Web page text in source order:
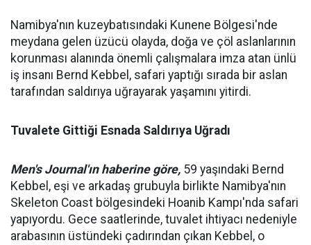
Namibya'nın kuzeybatısındaki Kunene Bölgesi'nde
meydana gelen üzücü olayda, doğa ve çöl aslanlarının
korunması alanında önemli çalışmalara imza atan ünlü
iş insanı Bernd Kebbel, safari yaptığı sırada bir aslan
tarafından saldırıya uğrayarak yaşamını yitirdi.
Tuvalete Gittiği Esnada Saldırıya Uğradı
Men's Journal'ın haberine göre, 59 yaşındaki Bernd
Kebbel, eşi ve arkadaş grubuyla birlikte Namibya'nın
Skeleton Coast bölgesindeki Hoanib Kampı'nda safari
yapıyordu. Gece saatlerinde, tuvalet ihtiyacı nedeniyle
arabasının üstündeki çadırından çıkan Kebbel, o